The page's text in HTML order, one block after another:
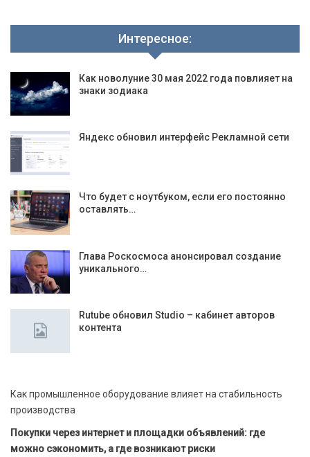
Интересное:
Как новолуние 30 мая 2022 года повлияет на
знаки зодиака
Яндекс обновил интерфейс Рекламной сети
Что будет с ноутбуком, если его постоянно
оставлять…
Глава Роскосмоса анонсировал создание
уникального…
Rutube обновил Studio – кабинет авторов
контента
Как промышленное оборудование влияет на стабильность
производства
Покупки через интернет и площадки объявлений: где
можно сэкономить, а где возникают риски